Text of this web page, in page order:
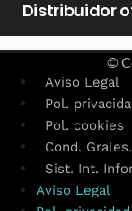
Distribuidor
©
Aviso Legal
Pol.
Pol. cookies
Cond.
Sist. Int.
Aviso Legal